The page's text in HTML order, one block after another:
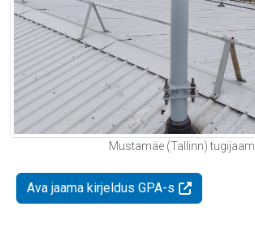
Mustamäe (Tallinn) tugijaam
Ava jaama kirjeldus GPA-s